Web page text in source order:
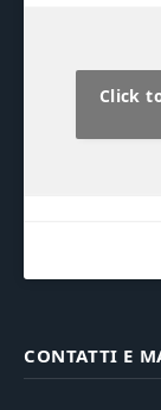
Click
CONTATTI E